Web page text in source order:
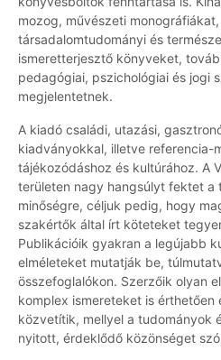
mozog, művészeti
társadalomtudományi és
ismeretterjesztő könyveket,
pedagógiai, pszichológiai és jogi
megjelentetnek.
A kiadó családi, utazási,
kiadványokkal, illetve referencia-
tájékozódáshoz és kultúrához. A
területen nagy hangsúlyt fektet a
minőségre, céljuk pedig, hogy
szakértők által írt köteteket
Publikációik gyakran a legújabb
elméleteket mutatják be,
összefoglalókon. Szerzőik olyan
komplex ismereteket is érthetően
közvetítik, mellyel a tudományok
nyitott, érdeklődő közönséget